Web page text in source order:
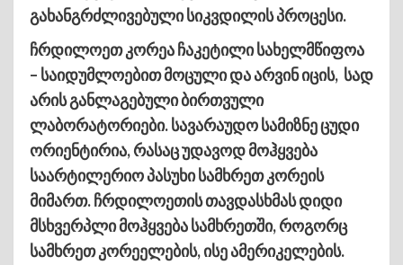
გახანგრძლივებული სიკვდილის პროცესი.
ჩრდილოეთ კორეა ჩაკეტილი სახელმწიფოა
– საიდუმლოებით მოცული და არვინ იცის, სად
არის განლაგებული ბირთვული
ლაბორატორიები. სავარაუდო სამიზნე ცუდი
ორიენტირია, რასაც უდავოდ მოჰყვება
საარტილერიო პასუხი სამხრეთ კორეის
მიმართ. ჩრდილოეთის თავდასხმას დიდი
მსხვერპლი მოჰყვება სამხრეთში, როგორც
სამხრეთ კორეელების, ისე ამერიკელების.